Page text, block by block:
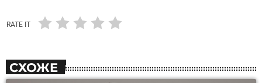
RATE IT
СХОЖЕ